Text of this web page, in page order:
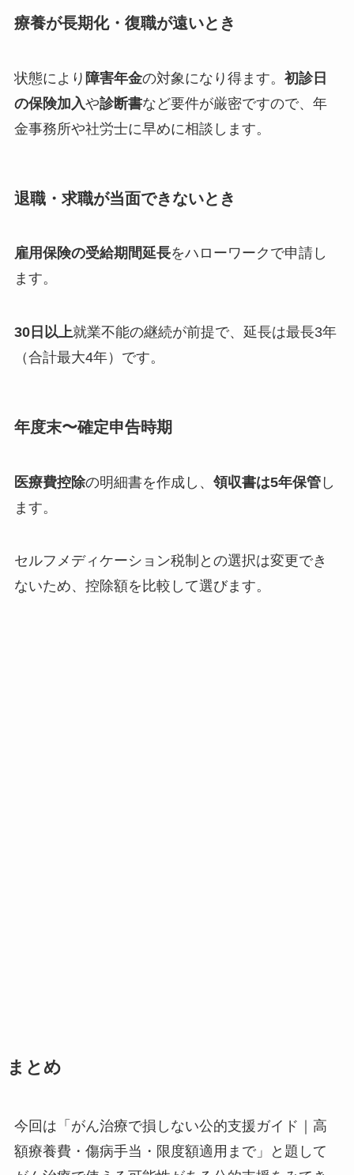
療養が長期化・復職が遠いとき
状態により 障害年金の対象になり得ます。 初診日
の保険加入や診断書など要件が厳密ですので、年
金事務所や社労士に早めに相談します。
退職・求職が当面できないとき
雇用保険の受給期間延長をハローワークで申請し
ます。
30日以上就業不能の継続が前提で、延長は最長3年
（合計最大4年）です。
年度末〜確定申告時期
医療費控除の明細書を作成し、 領収書は5年保管し
ます。
セルフメディケーション税制との選択は変更でき
ないため、控除額を比較して選びます。
まとめ
今回は「がん治療で損しない公的支援ガイド｜高
額療養費・傷病手当・限度額適用まで」と題して